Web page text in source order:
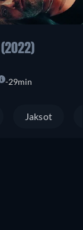
(2022)
29min
Jaksot